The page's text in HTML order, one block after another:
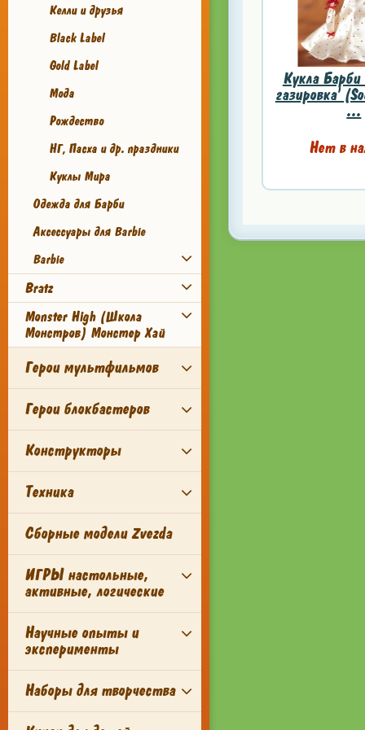
Келли и друзья
Black Label
Gold Label
Мода
Рождество
НГ, Пасха и др. праздники
Куклы Мира
Одежда для Барби
Аксессуары для Barbie
Barbie
Bratz
Monster High (Школа
Монстров) Монстер Хай
Герои мультфильмов
Герои блокбастеров
Конструкторы
Техника
Сборные модели Zvezda
ИГРЫ настольные,
активные, логические
Научные опыты и
эксперименты
Наборы для творчества
Кукла
газировка'
...
Нет в